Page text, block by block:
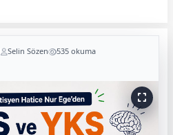
Selin Sözen 535 okuma